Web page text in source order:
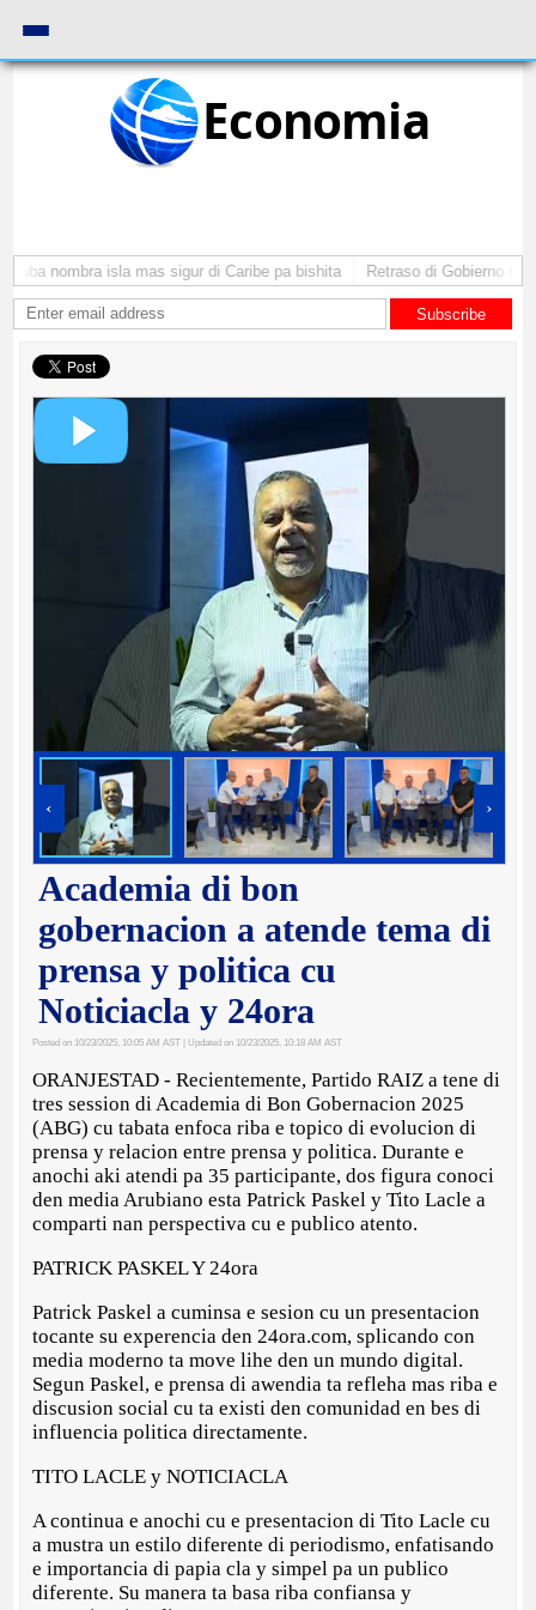
Economia
nombra isla mas sigur di Caribe pa bishita Retraso di Gobierno ta
Subscribe
‹ ›
Academia di bon
gobernacion a atende tema di
prensa y politica cu
Noticiacla y 24ora
Posted on 10/23/2025, 10:05 AM AST | Updated on 10/23/2025, 10:18 AM AST
ORANJESTAD - Recientemente, Partido RAIZ a tene di
tres session di Academia di Bon Gobernacion 2025
(ABG) cu tabata enfoca riba e topico di evolucion di
prensa y relacion entre prensa y politica. Durante e
anochi aki atendi pa 35 participante, dos figura conoci
den media Arubiano esta Patrick Paskel y Tito Lacle a
comparti nan perspectiva cu e publico atento.
PATRICK PASKEL Y 24ora
Patrick Paskel a cuminsa e sesion cu un presentacion
tocante su experencia den 24ora.com, splicando con
media moderno ta move lihe den un mundo digital.
Segun Paskel, e prensa di awendia ta refleha mas riba e
discusion social cu ta existi den comunidad en bes di
influencia politica directamente.
TITO LACLE y NOTICIACLA
A continua e anochi cu e presentacion di Tito Lacle cu
a mustra un estilo diferente di periodismo, enfatisando
e importancia di papia cla y simpel pa un publico
diferente. Su manera ta basa riba confiansa y